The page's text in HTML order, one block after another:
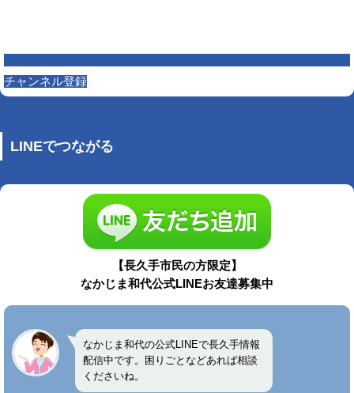
チャンネル登録
LINEでつながる
【長久手市民の方限定】
なかじま和代公式LINEお友達募集中
なかじま和代の公式LINEで長久手情報
配信中です。困りごとなどあれば相談
くださいね。